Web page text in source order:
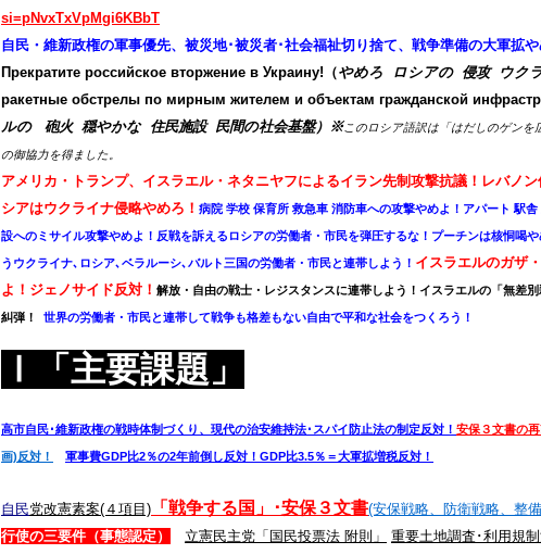
si=pNvxTxVpMgi6KBbT
自民・維新政権の軍事優先、被災地･被災者･社会福祉切り捨て、戦争準備の大軍拡や
Прекратите российское вторжение в Украину!（やめろ ロシアの 侵攻 ウクラ
ракетные обстрелы по мирным жителем и объектам гражданской
ルの 砲火 穏やかな 住民施設 民間の社会基盤） ※このロシア語訳は 「はだしのゲン
の御協力を得ました。
アメリカ・トランプ、イスラエル・ネタニヤフによるイラン先制攻撃抗議！レバノン
シアはウクライナ侵略やめろ！ 病院 学校 保育所 救急車 消防車への攻撃やめよ！アパート 駅
設へのミサイル攻撃やめよ！反戦を訴える ロシアの労働者・市民を弾圧するな！プーチンは核恫喝
うウクライナ､ロシア､ベラルーシ､バルト三国の労働者・市民と連帯しよう！ イスラエルのガザ
よ！ジェノサイド反対！ 解放・自由の戦士・レジスタンスに連帯しよう！ イスラエルの「無差
糾弾！ 世界の労働者・市民と連帯して戦争も格差もない自由で平和な社会をつくろう！
Ⅰ「主要課題」
高市自民･維新政権の戦時体制づくり、現代の治安維持法･スパイ防止法の制定反対！ 安保３文書の
画)反対！ 軍事費GDP比2％の2年前倒し反対！GDP比3.5％＝大軍拡増税反対！
自民党改憲素案(４項目) 「 戦争する国」･安保３文書(安保戦略、防衛戦略、整
行使の三要件（事態認定）
立憲民主党「国民投票法 附則」 重要土地調査･利用規